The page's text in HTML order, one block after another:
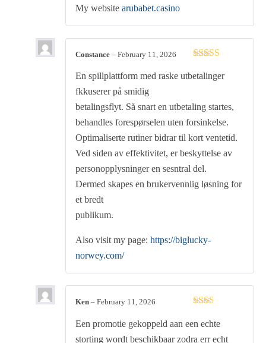
My website arubabet.casino
out of 5
Constance – February 11, 2026
En spillplattform med raske utbetalinger
fkkuserer på smidig
betalingsflyt. Så snart en utbetaling startes,
behandles forespørselen uten forsinkelse.
Optimaliserte rutiner bidrar til kort ventetid.
Ved siden av effektivitet, er beskyttelse av
personopplysninger en sesntral del.
Dermed skapes en brukervennlig løsning for
et bredt
publikum.
Also visit my page: https://biglucky-
norwey.com/
2out
Ken – February 11, 2026
Een promotie gekoppeld aan een echte
storting wordt beschikbaar zodra err echt